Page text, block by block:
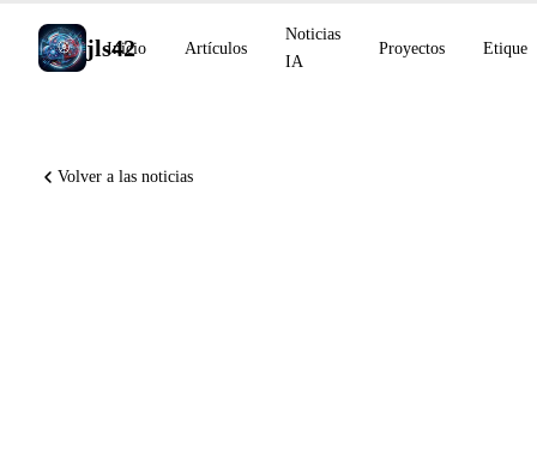
jls42
Inicio Artículos
Noticias
IA
Proyectos
Volver a las noticias